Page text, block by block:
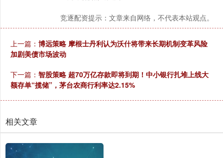
竞逐配资提示：文章来自网络，不代表本站观点。
上一篇： 博远策略 摩根士丹利认为沃什将带来长期机制变革风险
加剧美债市场波动
下一篇： 智股策略 超70万亿存款即将到期！中小银行扎堆上线大
额存单“揽储”，茅台农商行利率达2.15%
相关文章